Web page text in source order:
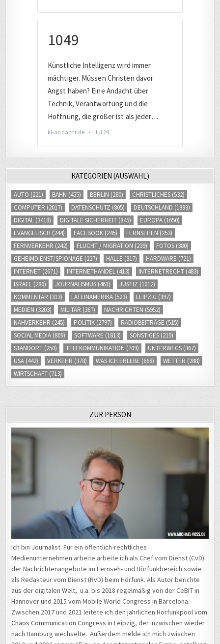
KATEGORIEN (AUSWAHL)
AUTO (221) BAHN (455) BERLIN (280) CHRISTLICHES (532)
COMPUTER (2017) DATENSCHUTZ (805) DEUTSCHLAND (1899)
DIGITAL (3418) DIGITALE SICHERHEIT (845) EUROPA (1650)
EVANGELISCH (244) FACEBOOK (245) FERNSEHEN (253)
FERNVERKEHR (242) FLUCHT / MIGRATION (239) FOTOS (380)
GEHEIMDIENST/SPIONAGE (227) HALLE (317) HARDWARE (721)
INTERNET (2671) INTERNETHANDEL (413) INTERNETRECHT (483)
ISRAEL (286) JOURNALISMUS (461) JUSTIZ (1012)
KOMMENTAR (313) LATEINAMERIKA (523) LEIPZIG (397)
MEDIEN (3203) MILITÄR (367) NACHRICHTEN (5952)
NAHVERKEHR (245) POLITIK (2797) RADIOBEITRÄGE (515)
SOCIAL MEDIA (809) SOFTWARE (1813) SONSTIGES (219)
STANDORT (250) TELEKOMMUNIKATION (709) UNTERWEGS (367)
USA (442) VERKEHR (378) WAS ICH ERLEBE (668) WETTER (288)
WIRTSCHAFT (713)
ZUR PERSON
Ich bin Journalist. Für ein öffentlich-rechtliches
Medienunternehmen arbeite arbeite ich als Chef vom Dienst (CvD)
der Nachrichtenangebote im Fernseh- und Hörfunkbereich sowie
als Redakteur vom Dienst (RvD) beim Hörfunk. Als Autor berichte
aus der digitalen Welt, u.a. bis 2018 regelmäßig von der CeBIT in
Hannover und 2015 vom Mobile World Congress in Barcelona.
Zwischen 2017 und 2021 leitete ich den jährlichen Hörfunkpool vom
Chaos Communication Congress in Leipzig, der inzwischen wieder
nach Hamburg wechselte. Außerdem melde ich mich zwischen